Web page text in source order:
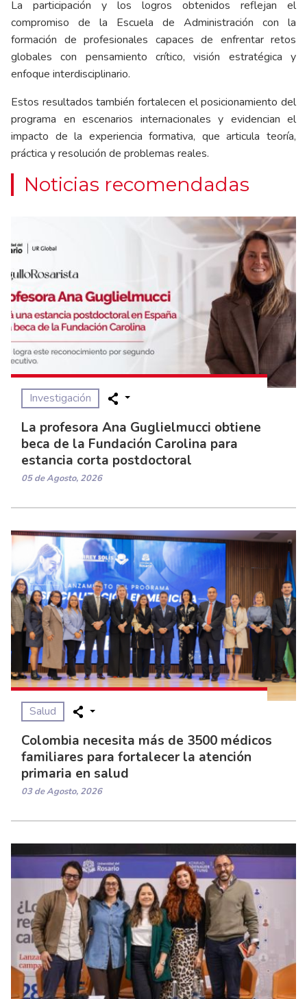
La participación y los logros obtenidos reflejan el
compromiso de la Escuela de Administración con la
formación de profesionales capaces de enfrentar retos
globales con pensamiento crítico, visión estratégica y
enfoque interdisciplinario.
Estos resultados también fortalecen el posicionamiento del
programa en escenarios internacionales y evidencian el
impacto de la experiencia formativa, que articula teoría,
práctica y resolución de problemas reales.
Noticias recomendadas
Investigación
La profesora Ana Guglielmucci obtiene
beca de la Fundación Carolina para
estancia corta postdoctoral
05 de Agosto, 2026
Salud
Colombia necesita más de 3500 médicos
familiares para fortalecer la atención
primaria en salud
03 de Agosto, 2026